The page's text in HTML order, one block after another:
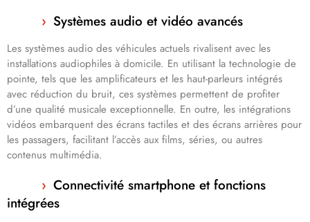
Systèmes audio et vidéo avancés
Les systèmes audio des véhicules actuels rivalisent avec les
installations audiophiles à domicile. En utilisant la technologie de
pointe, tels que les amplificateurs et les haut-parleurs intégrés
avec réduction du bruit, ces systèmes permettent de profiter
d’une qualité musicale exceptionnelle. En outre, les intégrations
vidéos embarquent des écrans tactiles et des écrans arrières pour
les passagers, facilitant l’accès aux films, séries, ou autres
contenus multimédia.
Connectivité smartphone et fonctions
intégrées